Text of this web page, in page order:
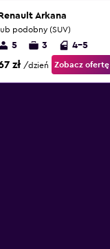
Renault Arkana
lub podobny (SUV)
5 3 4-5
zł /dzień Zobacz ofertę